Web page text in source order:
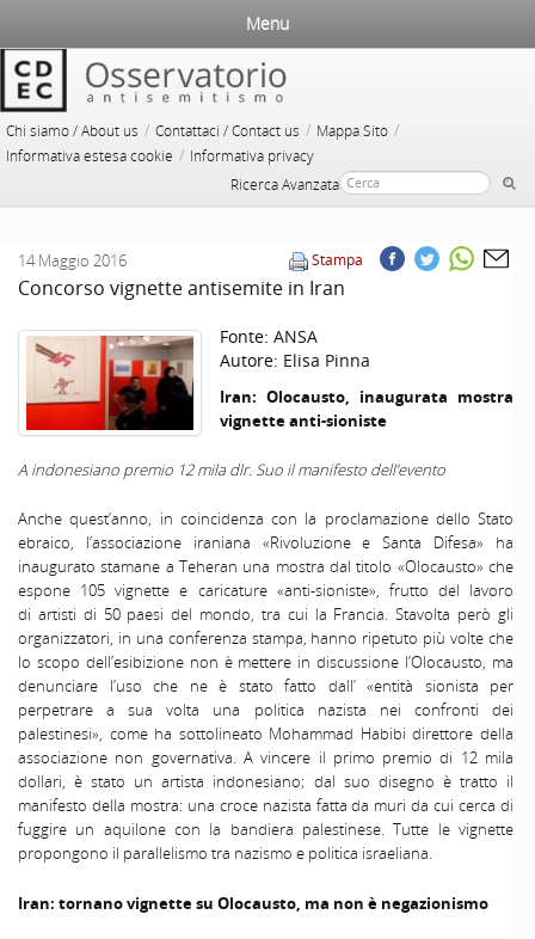
Chi siamo / About us / Contattaci / Contact us / Mappa Sito /
Informativa estesa cookie / Informativa privacy
Ricerca Avanzata
Menu
Stampa
14 Maggio 2016
Concorso vignette antisemite in Iran
Fonte: ANSA
Autore: Elisa Pinna
Iran: Olocausto, inaugurata mostra
vignette anti-sioniste
A indonesiano premio 12 mila dlr. Suo il manifesto dell’evento
Anche quest’anno, in coincidenza con la proclamazione dello Stato
ebraico, l’associazione iraniana «Rivoluzione e Santa Difesa» ha
inaugurato stamane a Teheran una mostra dal titolo «Olocausto» che
espone 105 vignette e caricature «anti-sioniste», frutto del lavoro
di artisti di 50 paesi del mondo, tra cui la Francia. Stavolta però gli
organizzatori, in una conferenza stampa, hanno ripetuto più volte che
lo scopo dell’esibizione non è mettere in discussione l’Olocausto, ma
denunciare l’uso che ne è stato fatto dall’ «entità sionista per
perpetrare a sua volta una politica nazista nei confronti dei
palestinesi», come ha sottolineato Mohammad Habibi direttore della
associazione non governativa. A vincere il primo premio di 12 mila
dollari, è stato un artista indonesiano; dal suo disegno è tratto il
manifesto della mostra: una croce nazista fatta da muri da cui cerca di
fuggire un aquilone con la bandiera palestinese. Tutte le vignette
propongono il parallelismo tra nazismo e politica israeliana.
Iran: tornano vignette su Olocausto, ma non è negazionismo